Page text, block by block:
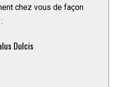
chez vous de façon
Dulcis